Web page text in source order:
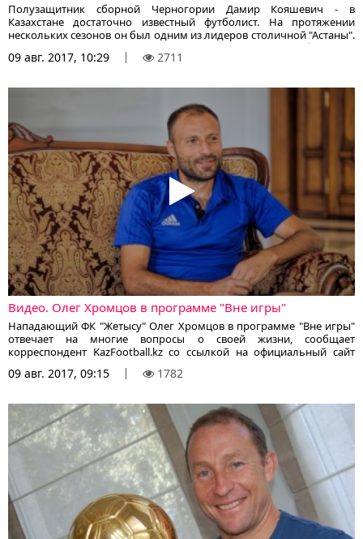
Полузащитник сборной Черногории Дамир Кояшевич - в
Казахстане достаточно известный футболист. На протяжении
нескольких сезонов он был одним из лидеров столичной "Астаны".
Выступающий ныне в чемпионате Македонии футболист в
интервью пресс-службе Федерации футбола Казахстана рассказал
Черногории, а также о первой игре этих команд в Подгорице,
09 авг. 2017, 10:29 2711
Видео. Олег Хромцов в программе "Вне игры"
Нападающий ФК "Жетысу" Олег Хромцов в программе "Вне игры"
отвечает на многие вопросы о своей жизни, сообщает
корреспондент KazFootball.kz со ссылкой на официальный сайт
09 авг. 2017, 09:15 1782